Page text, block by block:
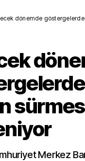
dönemde
Merkez